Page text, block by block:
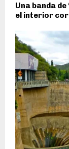
Una banda
el interior